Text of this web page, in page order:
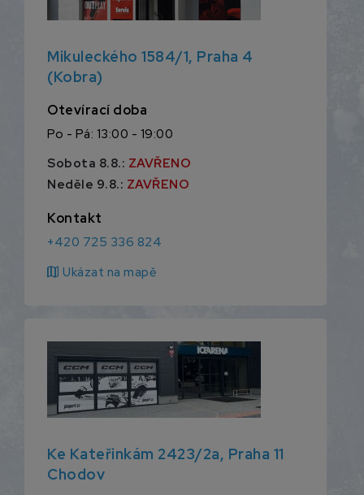
Mikuleckého 1584/1, Praha 4
(Kobra)
Otevírací doba
Po - Pá: 13:00 - 19:00
Sobota 8.8.: ZAVŘENO
Neděle 9.8.: ZAVŘENO
Kontakt
+420 725 336 824
map Ukázat na mapě
Ke Kateřinkám 2423/2a, Praha 11
Chodov